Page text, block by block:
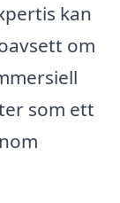
kan
om
som ett